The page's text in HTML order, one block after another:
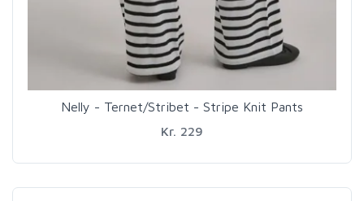
Nelly - Ternet/Stribet - Stripe Knit Pants
Kr. 229